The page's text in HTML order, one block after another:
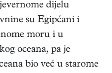
dijelu
su Egipćani i
moru i u
oceana, pa je
bio već u starome